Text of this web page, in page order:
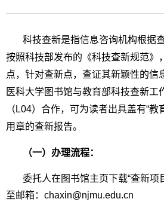
科技查新是指信息咨询机构根据
按照科技部发布的《科技查新规范》
点，针对查新点，查证其新颖性的信
医科大学图书馆与教育部科技查新工
（L04）合作，可为读者出具盖有“教
用章的查新报告。
（一）办理流程：
委托人在图书馆主页下载“查新项
至邮箱：chaxin@njmu.edu.cn